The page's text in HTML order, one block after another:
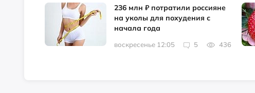
236 млн ₽ потратили россияне
на уколы для похудения с
начала года
воскресенье 12:05 5 436